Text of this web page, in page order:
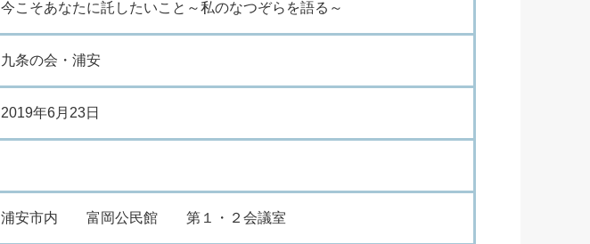
今こそあなたに託したいこと～私のなつぞらを語る～
九条の会 ・ 浦安
2019年6月 23日
浦安市内 富 岡公民館 第 １ ・ ２ 会議室